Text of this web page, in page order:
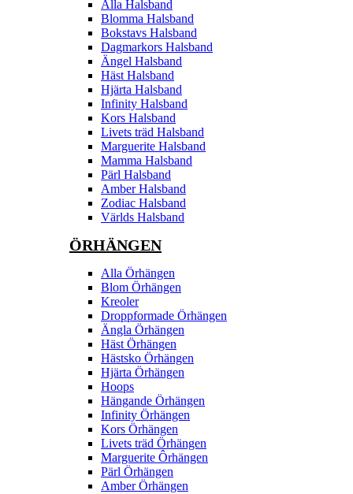
Alla Halsband
Blomma Halsband
Bokstavs Halsband
Dagmarkors Halsband
Ängel Halsband
Häst Halsband
Hjärta Halsband
Infinity Halsband
Kors Halsband
Livets träd Halsband
Marguerite Halsband
Mamma Halsband
Pärl Halsband
Amber Halsband
Zodiac Halsband
Världs Halsband
ÖRHÄNGEN
Alla Örhängen
Blom Örhängen
Kreoler
Droppformade Örhängen
Ängla Örhängen
Häst Örhängen
Hästsko Örhängen
Hjärta Örhängen
Hoops
Hängande Örhängen
Infinity Örhängen
Kors Örhängen
Livets träd Örhängen
Marguerite Ôrhängen
Pärl Örhängen
Amber Örhängen